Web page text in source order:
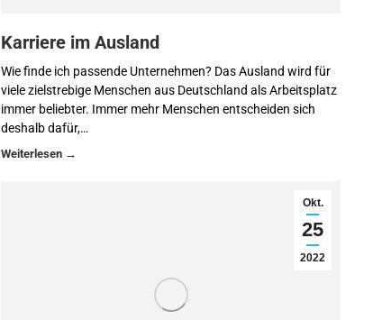
Karriere im Ausland
Wie finde ich passende Unternehmen? Das Ausland wird für
viele zielstrebige Menschen aus Deutschland als Arbeitsplatz
immer beliebter. Immer mehr Menschen entscheiden sich
deshalb dafür,…
Okt.
25
2022